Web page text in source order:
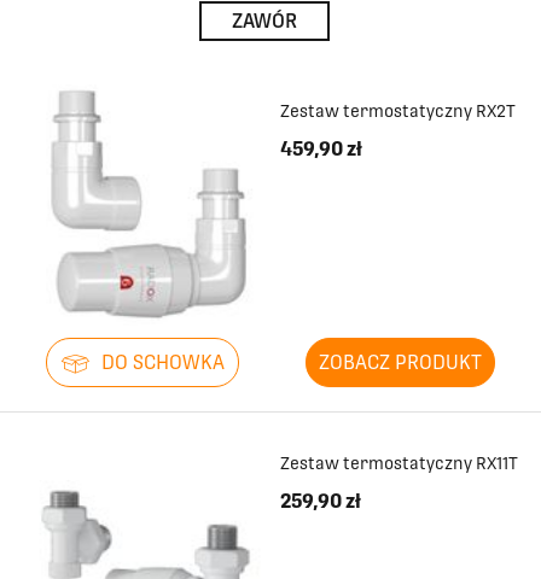
ZAWÓR
Zestaw termostatyczny RX2T
459,90 zł
DO SCHOWKA ZOBACZ PRODUKT
Zestaw termostatyczny RX11T
259,90 zł